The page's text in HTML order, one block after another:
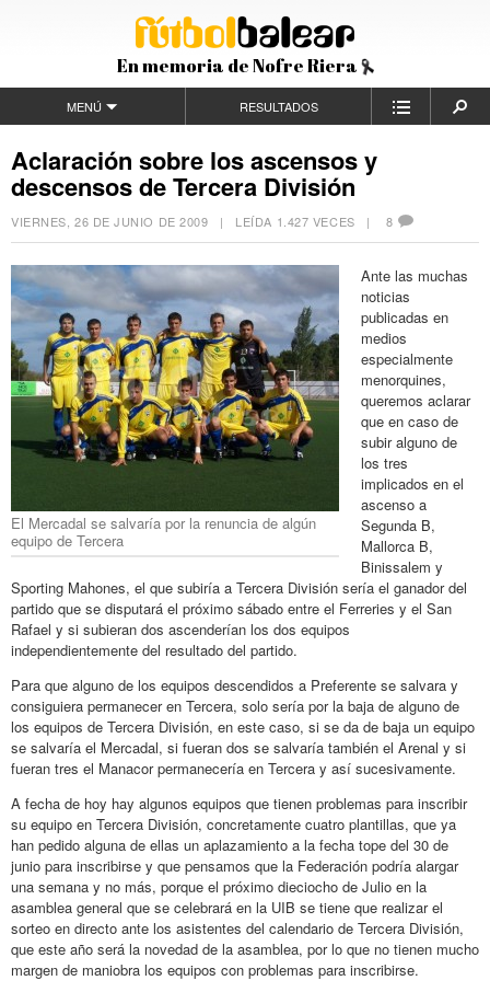
En memoria de Nofre Riera
MENÚ RESULTADOS
Aclaración sobre los ascensos y
descensos de Tercera División
VIERNES, 26 DE JUNIO DE 2009 | LEÍDA 1.427 VECES |8
El Mercadal se salvaría por la renuncia de algún
equipo de Tercera
Ante las muchas
noticias
publicadas en
medios
especialmente
menorquines,
queremos aclarar
que en caso de
subir alguno de
los tres
implicados en el
ascenso a
Segunda B,
Mallorca B,
Binissalem y
Sporting Mahones, el que subiría a Tercera División sería el ganador del
partido que se disputará el próximo sábado entre el Ferreries y el San
Rafael y si subieran dos ascenderían los dos equipos
independientemente del resultado del partido.
Para que alguno de los equipos descendidos a Preferente se salvara y
consiguiera permanecer en Tercera, solo sería por la baja de alguno de
los equipos de Tercera División, en este caso, si se da de baja un equipo
se salvaría el Mercadal, si fueran dos se salvaría también el Arenal y si
fueran tres el Manacor permanecería en Tercera y así sucesivamente.
A fecha de hoy hay algunos equipos que tienen problemas para inscribir
su equipo en Tercera División, concretamente cuatro plantillas, que ya
han pedido alguna de ellas un aplazamiento a la fecha tope del 30 de
junio para inscribirse y que pensamos que la Federación podría alargar
una semana y no más, porque el próximo dieciocho de Julio en la
asamblea general que se celebrará en la UIB se tiene que realizar el
sorteo en directo ante los asistentes del calendario de Tercera División,
que este año será la novedad de la asamblea, por lo que no tienen mucho
margen de maniobra los equipos con problemas para inscribirse.